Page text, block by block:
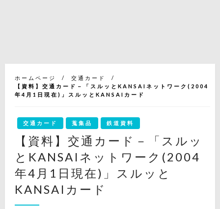
ホームページ
交通カード
【資料】交通カード－「スルッとKANSAIネットワーク(2004
年4月1日現在)」スルッとKANSAIカード
交通カード 蒐集品 鉄道資料
【資料】交通カード－「スルッ
とKANSAIネットワーク(2004
年4月1日現在)」スルッと
KANSAIカード